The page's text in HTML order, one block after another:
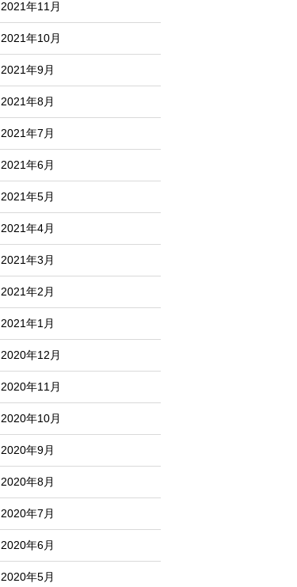
2021年11月
2021年10月
2021年9月
2021年8月
2021年7月
2021年6月
2021年5月
2021年4月
2021年3月
2021年2月
2021年1月
2020年12月
2020年11月
2020年10月
2020年9月
2020年8月
2020年7月
2020年6月
2020年5月